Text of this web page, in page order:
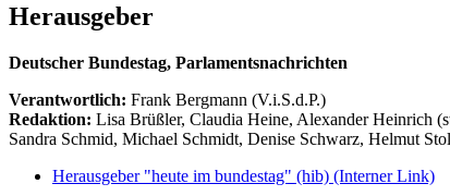
Herausgeber
Deutscher Bundestag, Parlamentsnachrichten
Verantwortlich: Frank Bergmann (V.i.S.d.P.)
Redaktion: Lisa Brüßler, Claudia Heine, Alexander Heinrich
Sandra Schmid, Michael Schmidt, Denise Schwarz, Helmut
Herausgeber "heute im bundestag" (hib) (Interner Link)